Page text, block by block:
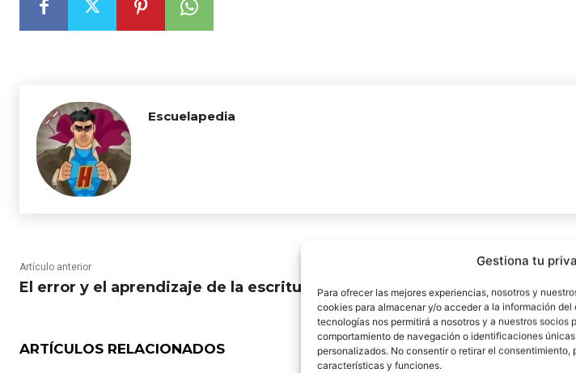
Gestiona tu
Para ofrecer las mejores experiencias, nosotros y
cookies para almacenar y/o acceder a la información
tecnologías nos permitirá a nosotros y a nuestros socios
comportamiento de navegación o identificaciones
personalizados. No consentir o retirar el
características y funciones.
Escuelapedia
Artículo anterior
El error y el aprendizaje de la escritura
ARTÍCULOS RELACIONADOS